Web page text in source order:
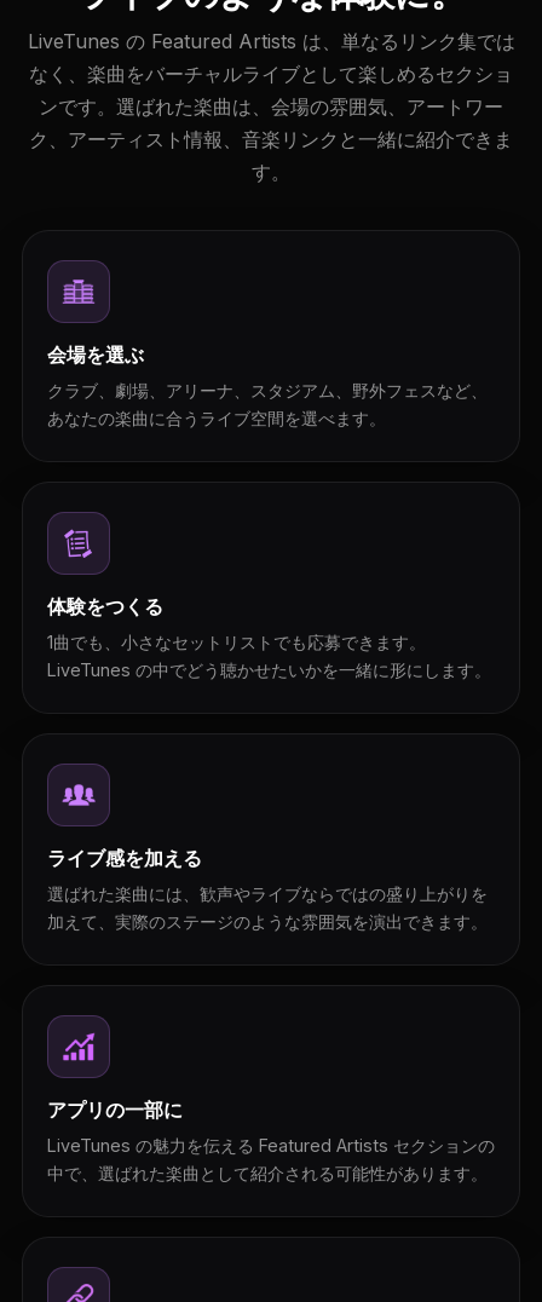
LiveTunes の Featured Artists は、単なるリンク集では
なく、楽曲をバーチャルライブとして楽しめるセクショ
ンです。選ばれた楽曲は、会場の雰囲気、アートワー
ク、アーティスト情報、音楽リンクと一緒に紹介できま
す。
会場を選ぶ
クラブ、劇場、アリーナ、スタジアム、野外フェスなど、
あなたの楽曲に合うライブ空間を選べます。
体験をつくる
1曲でも、小さなセットリストでも応募できます。
LiveTunes の中でどう聴かせたいかを一緒に形にします。
ライブ感を加える
選ばれた楽曲には、歓声やライブならではの盛り上がりを
加えて、実際のステージのような雰囲気を演出できます。
アプリの一部に
LiveTunes の魅力を伝える Featured Artists セクションの
中で、選ばれた楽曲として紹介される可能性があります。